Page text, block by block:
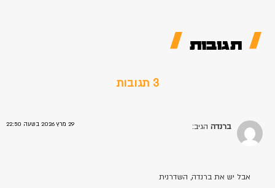
תגובות
3 תגובות
ברנדה הגיב: 29 מרץ 2026 בשעה 22:50
אבל יש את ברנדה, השדרנית